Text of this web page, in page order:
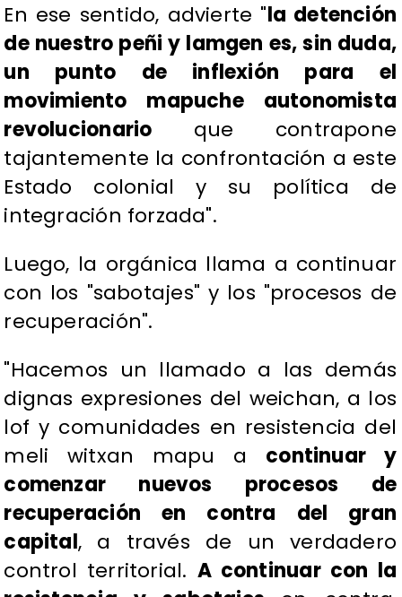
En ese sentido, advierte "la detención
de nuestro peñi y lamgen es, sin duda,
un punto de inflexión para el
movimiento mapuche autonomista
revolucionario que contrapone
tajantemente la confrontación a este
Estado colonial y su política de
integración forzada".
Luego, la orgánica llama a continuar
con los "sabotajes" y los "procesos de
recuperación".
"Hacemos un llamado a las demás
dignas expresiones del weichan, a los
lof y comunidades en resistencia del
meli witxan mapu a continuar y
comenzar nuevos procesos de
recuperación en contra del gran
capital, a través de un verdadero
control territorial. A continuar con la